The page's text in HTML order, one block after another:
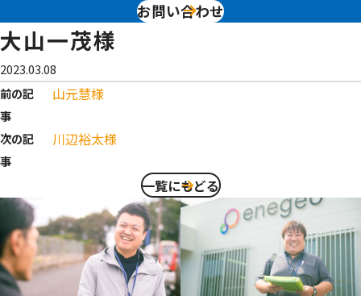
お問い合わせ
大山一茂様
2023.03.08
前の記
事
山元慧様
次の記
事
川辺裕太様
一覧にもどる